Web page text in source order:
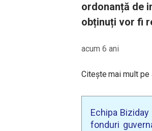
ordonanță de
obținuți vor fi
acum 6 ani
Citește mai mult pe
Echipa
fonduri